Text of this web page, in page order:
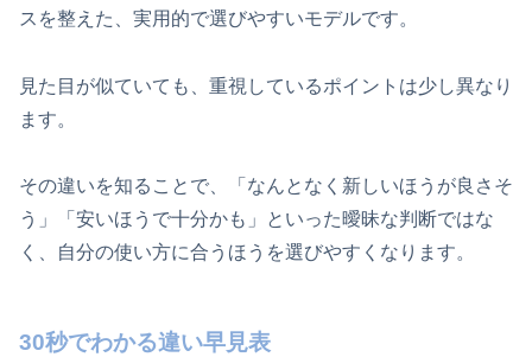
スを整えた、実用的で選びやすいモデルです。
見た目が似ていても、重視しているポイントは少し異なり
ます。
その違いを知ることで、「なんとなく新しいほうが良さそ
う」「安いほうで十分かも」といった曖昧な判断ではな
く、自分の使い方に合うほうを選びやすくなります。
30秒でわかる違い早見表